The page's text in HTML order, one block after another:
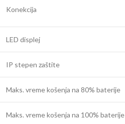
Konekcija
LED displej
IP stepen zaštite
Maks. vreme košenja na 80% baterije
Maks. vreme košenja na 100% baterije